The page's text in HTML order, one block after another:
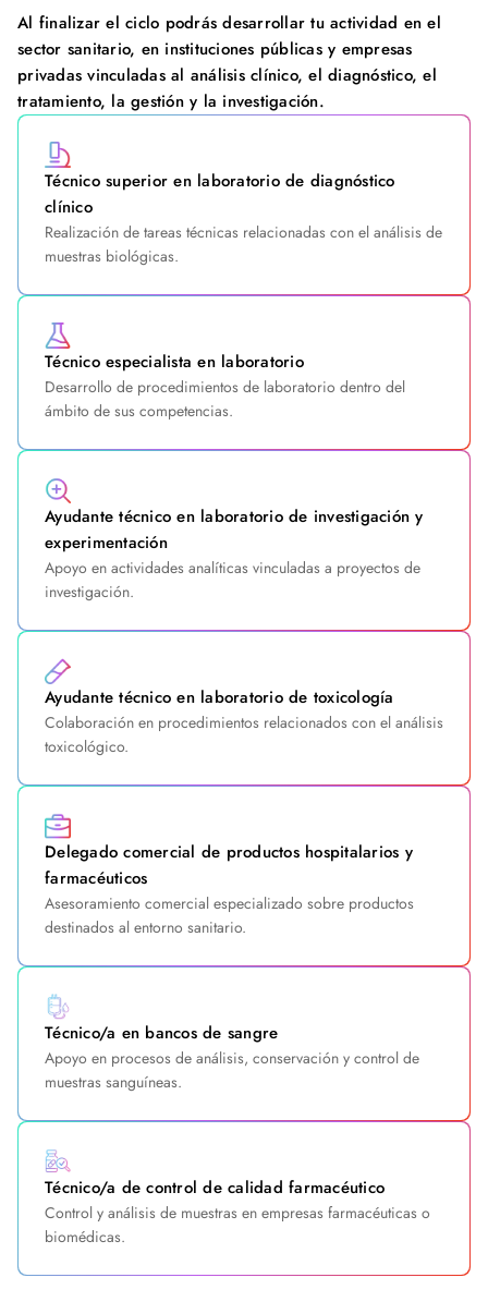
Al finalizar el ciclo podrás desarrollar tu actividad en el
sector sanitario, en instituciones públicas y empresas
privadas vinculadas al análisis clínico, el diagnóstico, el
tratamiento, la gestión y la investigación.
Técnico superior en laboratorio de diagnóstico
clínico
Realización de tareas técnicas relacionadas con el análisis de
muestras biológicas.
Técnico especialista en laboratorio
Desarrollo de procedimientos de laboratorio dentro del
ámbito de sus competencias.
Ayudante técnico en laboratorio de investigación y
experimentación
Apoyo en actividades analíticas vinculadas a proyectos de
investigación.
Ayudante técnico en laboratorio de toxicología
Colaboración en procedimientos relacionados con el análisis
toxicológico.
Delegado comercial de productos hospitalarios y
farmacéuticos
Asesoramiento comercial especializado sobre productos
destinados al entorno sanitario.
Técnico/a en bancos de sangre
Apoyo en procesos de análisis, conservación y control de
muestras sanguíneas.
Técnico/a de control de calidad farmacéutico
Control y análisis de muestras en empresas farmacéuticas o
biomédicas.